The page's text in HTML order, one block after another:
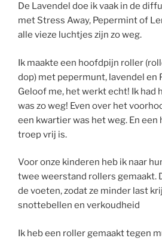
De Lavendel doe ik vaak in de
met Stress Away, Pepermint of
alle vieze luchtjes zijn zo weg.
Ik maakte een hoofdpijn roller
dop) met pepermunt, lavendel en
Geloof me, het werkt echt! Ik
was zo weg! Even over het
een kwartier was het weg. En
troep vrij is.
Voor onze kinderen heb ik naar
twee weerstand rollers gemaakt.
de voeten, zodat ze minder last
snottebellen en verkoudheid
Ik heb een roller gemaakt tegen